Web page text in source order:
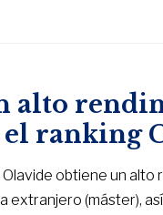
alto
ranking
Olavide obtiene un
(máster),